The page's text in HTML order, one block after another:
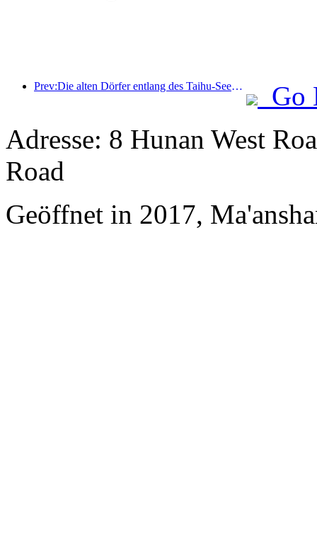
Prev:Die alten Dörfer entlang des Taihu-Sees in Huzhou in der Provinz Zhejiang haben mit der Renovierung und Modernisierung begonnen. Die Investition beträgt fast eine Milliarde Yuan.
Go
Adresse: 8 Hunan West
Road
Geöffnet in 2017,